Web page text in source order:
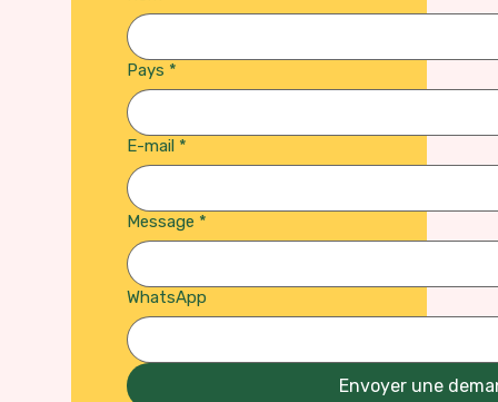
Pays *
E-mail *
Message *
WhatsApp
Envoyer une